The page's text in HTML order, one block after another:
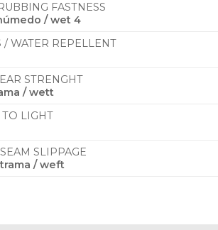
FASTNESS
/ wet 4
/ WATER REPELLENT
STRENGHT
/ wett
LIGHT
SLIPPAGE
/ weft